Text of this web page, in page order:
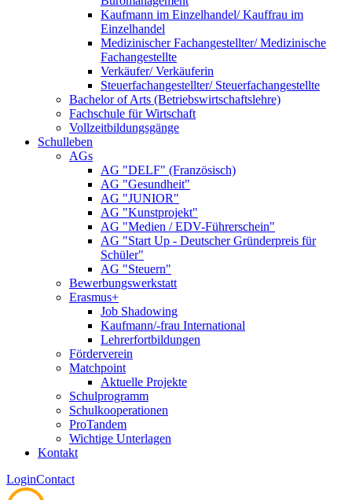
Kaufmann im Einzelhandel/ Kauffrau im
Einzelhandel
Medizinischer Fachangestellter/ Medizinische
Fachangestellte
Verkäufer/ Verkäuferin
Steuerfachangestellter/ Steuerfachangestellte
Bachelor of Arts (Betriebswirtschaftslehre)
Fachschule für Wirtschaft
Vollzeitbildungsgänge
Schulleben
AGs
AG "DELF" (Französisch)
AG "Gesundheit"
AG "JUNIOR"
AG "Kunstprojekt"
AG "Medien / EDV-Führerschein"
AG "Start Up - Deutscher Gründerpreis für
Schüler"
AG "Steuern"
Bewerbungswerkstatt
Erasmus+
Job Shadowing
Kaufmann/-frau International
Lehrerfortbildungen
Förderverein
Matchpoint
Aktuelle Projekte
Schulprogramm
Schulkooperationen
ProTandem
Wichtige Unterlagen
Kontakt
LoginContact